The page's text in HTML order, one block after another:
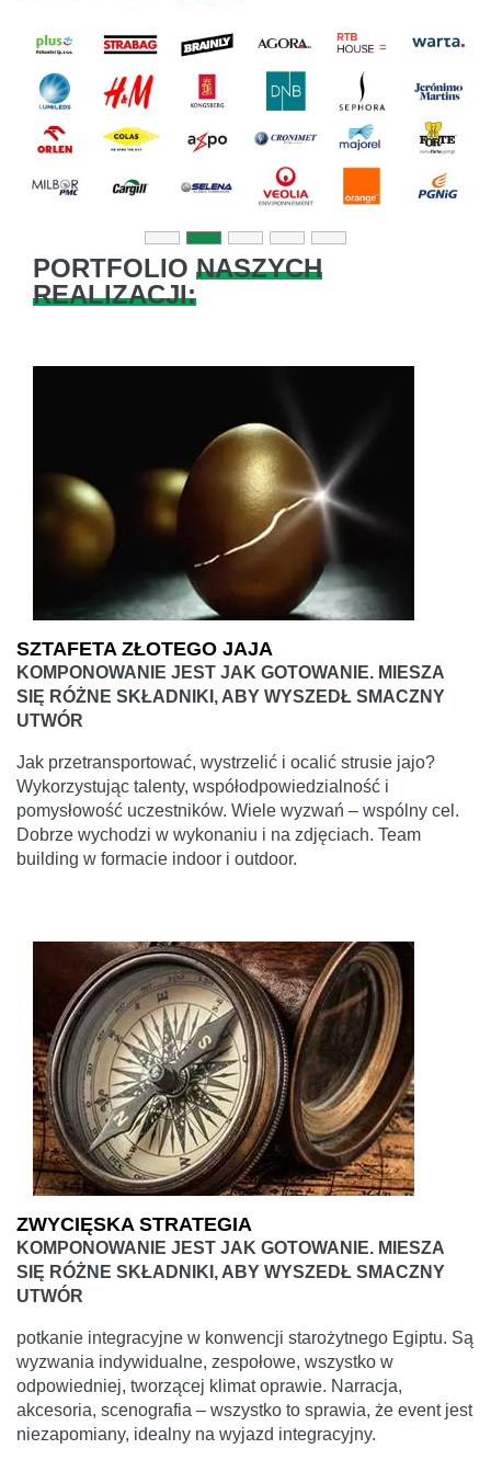
Previous
PORTFOLIO NASZYCH
REALIZACJI:
SZTAFETA ZŁOTEGO JAJA
KOMPONOWANIE JEST JAK GOTOWANIE. MIESZA
SIĘ RÓŻNE SKŁADNIKI, ABY WYSZEDŁ SMACZNY
UTWÓR
Jak przetransportować, wystrzelić i ocalić strusie jajo?
Wykorzystując talenty, współodpowiedzialność i
pomysłowość uczestników. Wiele wyzwań – wspólny cel.
Dobrze wychodzi w wykonaniu i na zdjęciach. Team
building w formacie indoor i outdoor.
ZWYCIĘSKA STRATEGIA
KOMPONOWANIE JEST JAK GOTOWANIE. MIESZA
SIĘ RÓŻNE SKŁADNIKI, ABY WYSZEDŁ SMACZNY
UTWÓR
potkanie integracyjne w konwencji starożytnego Egiptu. Są
wyzwania indywidualne, zespołowe, wszystko w
odpowiedniej, tworzącej klimat oprawie. Narracja,
akcesoria, scenografia – wszystko to sprawia, że event jest
niezapomiany, idealny na wyjazd integracyjny.